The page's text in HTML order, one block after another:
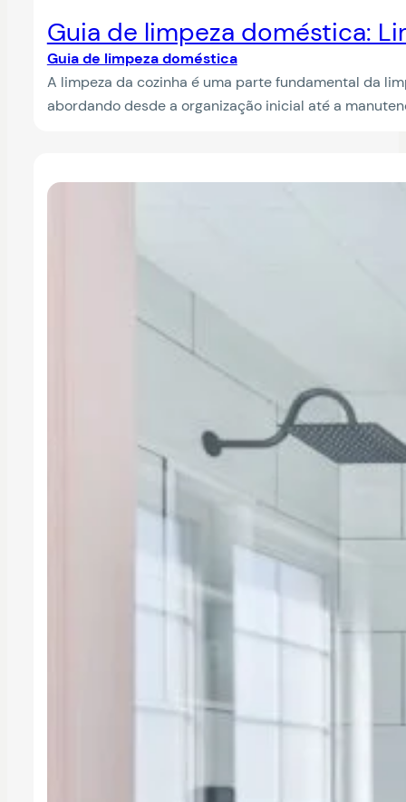
Guia de limpeza doméstica:
Guia de limpeza doméstica
A limpeza da cozinha é uma parte fundamental da
abordando desde a organização inicial até a